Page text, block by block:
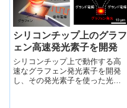
シリコンチップ上のグラフ
ェン高速発光素子を開発
シリコンチップ上で動作する高
速なグラフェン発光素子を開発
し、その発光素子を使った光通